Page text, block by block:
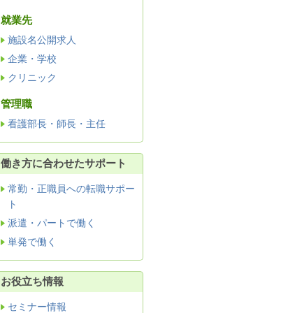
就業先
施設名公開求人
企業・学校
クリニック
管理職
看護部長・師長・主任
働き方に合わせたサポート
常勤・正職員への転職サポー
ト
派遣・パートで働く
単発で働く
お役立ち情報
セミナー情報